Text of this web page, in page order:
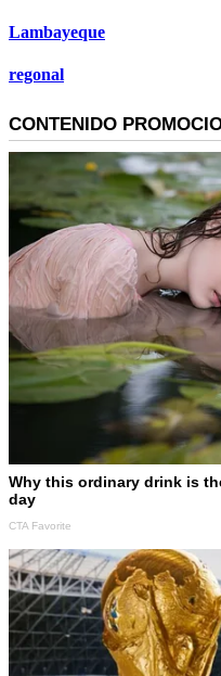
Lambayeque
regonal